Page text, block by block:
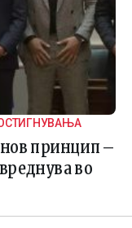
принцип –
во